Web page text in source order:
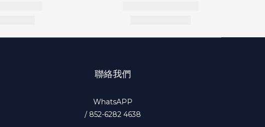
聯絡我們
WhatsAPP
/ 852-6282 4638